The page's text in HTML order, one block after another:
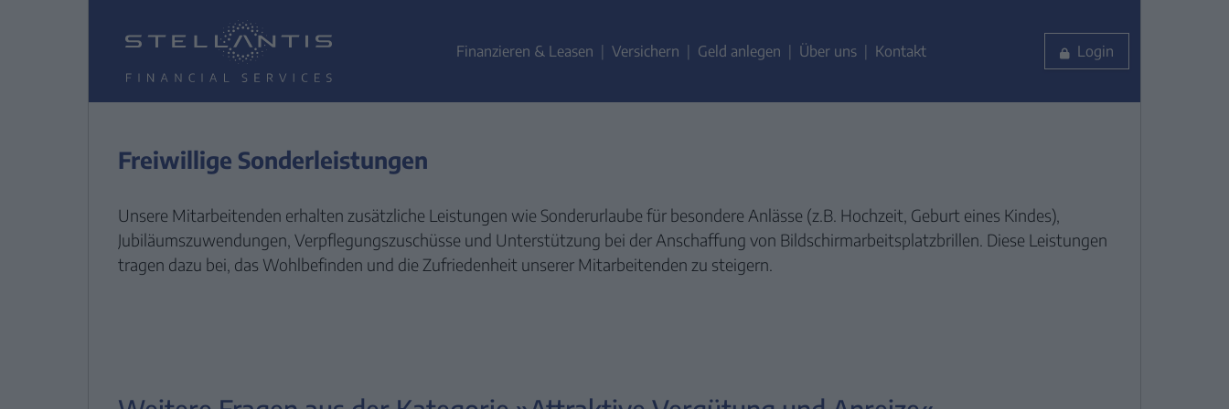
CONTENT
Finanzieren & Leasen Versichern Geld anlegen Über uns Kontakt Login
Freiwillige Sonderleistungen
Unsere Mitarbeitenden erhalten zusätzliche Leistungen wie Sonderurlaube für besondere Anlässe (z.B. Hochzeit, Geburt eines Kindes),
Jubiläumszuwendungen, Verpflegungszuschüsse und Unterstützung bei der Anschaffung von Bildschirmarbeitsplatzbrillen. Diese Leistungen
tragen dazu bei, das Wohlbefinden und die Zufriedenheit unserer Mitarbeitenden zu steigern.